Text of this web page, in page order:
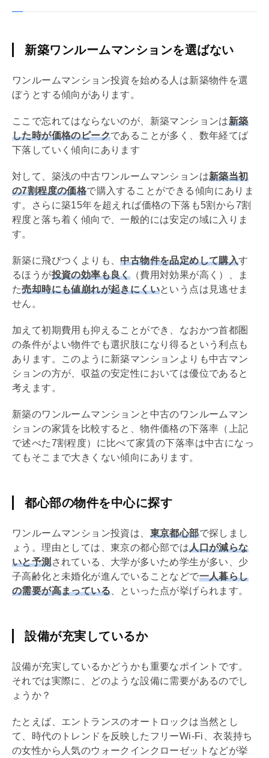
新築ワンルームマンションを選ばない
ワンルームマンション投資を始める人は新築物件を選
ぼうとする傾向があります。
ここで忘れてはならないのが、新築マンションは新築
した時が価格のピークであることが多く、数年経てば
下落していく傾向にあります
対して、築浅の中古ワンルームマンションは新築当初
の7割程度の価格で購入することができる傾向にありま
す。さらに築15年を超えれば価格の下落も5割から7割
程度と落ち着く傾向で、一般的には安定の域に入りま
す。
新築に飛びつくよりも、中古物件を品定めして購入す
るほうが投資の効率も良く（費用対効果が高く）、ま
た売却時にも値崩れが起きにくいという点は見逃せま
せん。
加えて初期費用も抑えることができ、なおかつ首都圏
の条件がよい物件でも選択肢になり得るという利点も
あります。このように新築マンションよりも中古マン
ションの方が、収益の安定性においては優位であると
考えます。
新築のワンルームマンションと中古のワンルームマン
ションの家賃を比較すると、物件価格の下落率（上記
で述べた7割程度）に比べて家賃の下落率は中古になっ
てもそこまで大きくない傾向にあります。
都心部の物件を中心に探す
ワンルームマンション投資は、 東京都心部で探しまし
ょう。理由としては、東京の都心部では人口が減らな
いと予測されている、大学が多いため学生が多い、少
子高齢化と未婚化が進んでいることなどで一人暮らし
の需要が高まっている 、といった点が挙げられます。
設備が充実しているか
設備が充実しているかどうかも重要なポイントです。
それでは実際に、どのような設備に需要があるのでし
ょうか？
たとえば、エントランスのオートロックは当然とし
て、時代のトレンドを反映したフリーWi-Fi、衣装持ち
の女性から人気のウォークインクローゼット などが挙